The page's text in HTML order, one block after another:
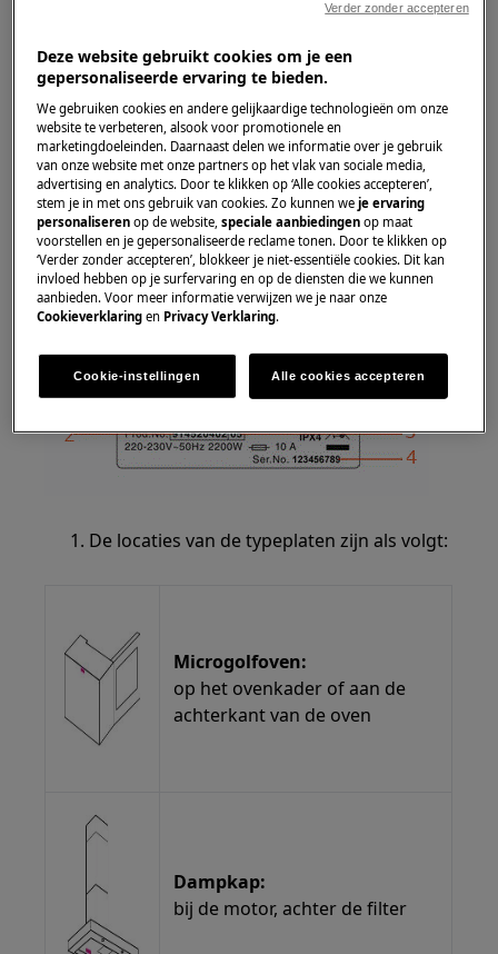
van de fabrikant:
Typeplaatje met het modelnummer,
productnummer (PNC), ELC en
serienummer.
1. Modelnummer
2. Productnummercode (PNC)
3. ML-code
4. Serienummer
De locaties van de typeplaten zijn als volgt:
Microgolfoven:
op het ovenkader of aan de
achterkant van de oven
Dampkap:
bij de motor, achter de filter
Deze website gebruikt cookies om je een
gepersonaliseerde ervaring te bieden.
We gebruiken cookies en andere gelijkaardige technologieën om onze
website te verbeteren, alsook voor promotionele en
marketingdoeleinden. Daarnaast delen we informatie over je gebruik
van onze website met onze partners op het vlak van sociale media,
advertising en analytics. Door te klikken op ‘Alle cookies accepteren’,
stem je in met ons gebruik van cookies. Zo kunnen weje ervaring
personaliseren op de website,speciale aanbiedingen op maat
voorstellen en je gepersonaliseerde reclame tonen. Door te klikken op
‘Verder zonder accepteren’, blokkeer je niet-essentiële cookies. Dit kan
invloed hebben op je surfervaring en op de diensten die we kunnen
aanbieden. Voor meer informatie verwijzen we je naar onze
Cookieverklaring en Privacy Verklaring.
Cookie-instellingen Alle cookies accepteren
Verder zonder accepteren